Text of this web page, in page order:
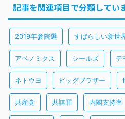
記事を関連項目で分類してい
2019年参院選 すばらしい新世
アベノミクス シールズ デ
ネトウヨ ビッグブラザー
共産党 共謀罪 内閣支持率